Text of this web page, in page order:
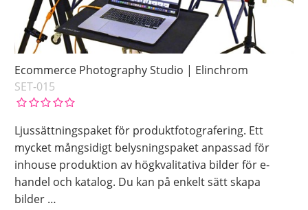
Ecommerce Photography Studio | Elinchrom
SET-015
Ljussättningspaket för produktfotografering. Ett
mycket mångsidigt belysningspaket anpassad för
inhouse produktion av högkvalitativa bilder för e-
handel och katalog. Du kan på enkelt sätt skapa
bilder …